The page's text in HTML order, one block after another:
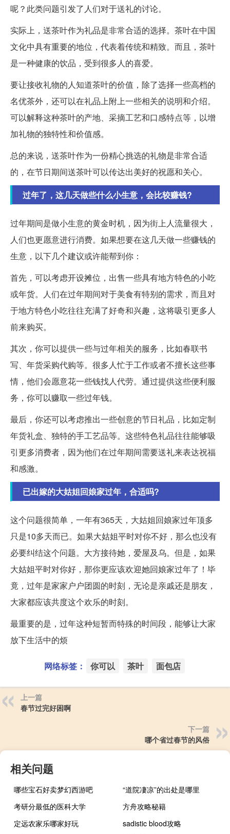
呢？此类问题引发了人们对于送礼的讨论。
实际上，送茶叶作为礼品是非常合适的选择。茶叶在中国
文化中具有重要的地位，代表着传统和精致。而且，茶叶
是一种健康的饮品，受到很多人的喜爱。
要让接收礼物的人知道茶叶的价值，除了选择一些高档的
名优茶外，还可以在礼品上附上一些相关的说明和介绍。
可以解释这种茶叶的产地、采摘工艺和口感特点等，以增
加礼物的独特性和价值感。
总的来说，送茶叶作为一份精心挑选的礼物是非常合适
的，在节日期间送茶叶可以传达出美好的祝愿和关心。
过年了，这几天做些什么小生意，会比较赚钱?
过年期间是做小生意的黄金时机，因为街上人流量很大，
人们也更愿意进行消费。如果想要在这几天做一些赚钱的
生意，以下几个建议或许能帮到你：
首先，可以考虑开设摊位，出售一些具有地方特色的小吃
或年货。人们在过年期间对于美食有特别的需求，而且对
于地方特色小吃往往充满了好奇和兴趣，这将吸引更多人
前来购买。
其次，你可以提供一些与过年相关的服务，比如春联书
写、年货采购代购等。很多人忙于工作或者不擅长这些事
情，他们会愿意花一些钱找人代劳。通过提供这些便利服
务，你可以赚取一些过年钱。
最后，你还可以考虑推出一些创意的节日礼品，比如定制
年货礼盒、独特的手工艺品等。这些特色礼品往往能够吸
引更多消费者，因为他们在过年期间需要送礼来表达祝福
和感激。
已出嫁的大姑姐回娘家过年，合适吗?
这个问题很简单，一年有365天，大姑姐回娘家过年顶多
只是10多天而已。如果大姑姐平时对你不好，那么也没有
必要纠结这个问题。大方接待她，爱屋及乌。但是，如果
大姑姐平时对你好，那你更应该欢迎她回娘家过年了！毕
竟，过年是家家户户团圆的时刻，无论是亲戚还是朋友，
大家都应该共度这个欢乐的时刻。
最重要的是，过年这种短暂而特殊的时间段，能够让大家
放下生活中的烦
网络标签： 你可以 茶叶 面包店
上一篇
春节过完好困啊
下一篇
哪个省过春节的风俗
相关问题
哪些宝石好卖梦幻西游吧
“道院凄凉”的出处是哪里
考研分最低的医科大学
方舟攻略秘籍
定远农家乐哪家好玩
sadistic blood攻略